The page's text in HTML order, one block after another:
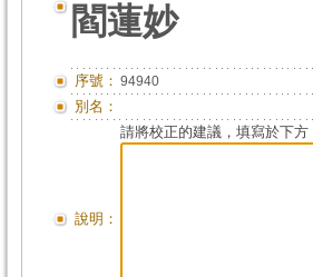
閻蓮妙
序號： 94940
別名：
說明：
請將校正的建議，填寫於下